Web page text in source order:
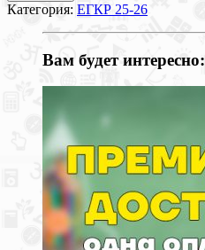
Категория: ЕГКР 25-26
Вам будет интересно: